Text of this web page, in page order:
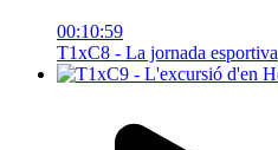
00:10:59
T1xC8 - La jornada esportiva